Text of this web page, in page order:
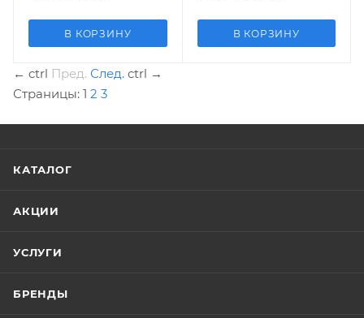
В КОРЗИНУ В КОРЗИНУ
← ctrl Пред. След. ctrl →
Страницы: 1 2 3
КАТАЛОГ
АКЦИИ
УСЛУГИ
БРЕНДЫ